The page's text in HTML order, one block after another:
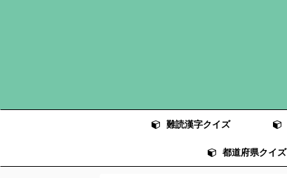
難読漢字クイズ
都道府県クイズ